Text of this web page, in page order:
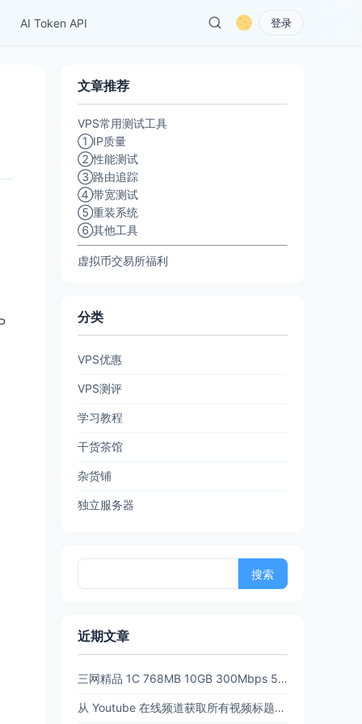
AI Token API 登录
文章推荐
VPS常用测试工具
①IP质量
②性能测试
③路由追踪
④带宽测试
⑤重装系统
⑥其他工具
虚拟币交易所福利
分类
VPS优惠
VPS测评
学习教程
干货茶馆
杂货铺
独立服务器
近期文章
三网精品 1C 768MB 10GB 300Mbps 512GB流量6.5 折后 $3.89/月 $38.94/年 PanStar US Pre【限时65折闪购】
从 Youtube 在线频道获取所有视频标题和链接 (URL)【20260702亲测有效】